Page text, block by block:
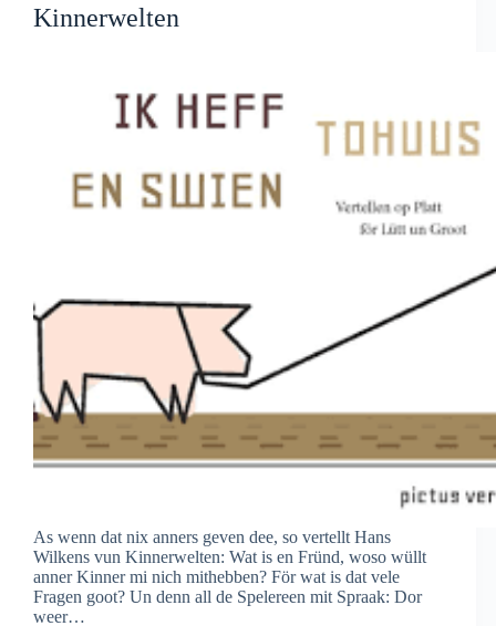
Kinnerwelten
As wenn dat nix anners geven dee, so vertellt Hans
Wilkens vun Kinnerwelten: Wat is en Fründ, woso wüllt
anner Kinner mi nich mithebben? För wat is dat vele
Fragen goot? Un denn all de Spelereen mit Spraak: Dor
weer…